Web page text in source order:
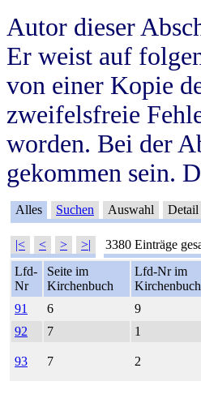
Autor dieser
Er weist auf
von einer Kopie
zweifelsfreie
worden. Bei der
gekommen sein.
Alles Suchen Auswahl Detail
|< < > >| 3380 Einträge
Lfd-
Nr
Seite im
Kirchenbuch
Lfd-Nr im
Kirchenbuch
91
6 9
92
7 1
93 7 2